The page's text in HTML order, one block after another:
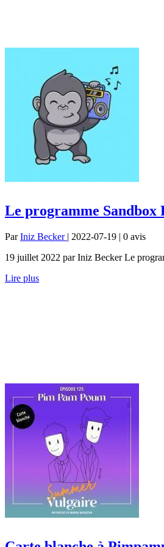
Le programme Sandbox
ParIniz Becker | 2022-07-19 | 0 avis
19 juillet 2022 par Iniz Becker Le
Lire plus